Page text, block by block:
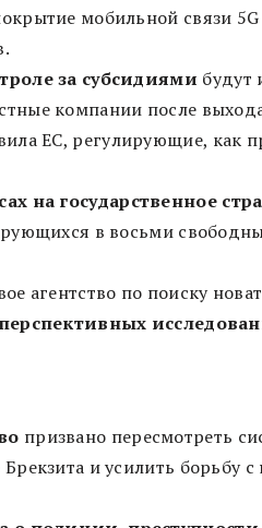
мобильной связи
за субсидиями будут
компании после
ЕС, регулирующие, как
на государственное
в восьми
агентство по поиску
призвано пересмотреть
Брекзита и усилить